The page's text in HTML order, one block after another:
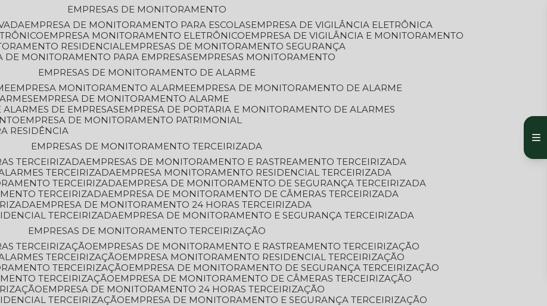
EMPRESAS DE MONITORAMENTO
EMPRESA DE MONITORAMENTO PARA ESCOLAS
EMPRESA DE VIGILÂNCIA ELETRÔNICA
EMPRESA MONITORAMENTO ELETRÔNICO
EMPRESA DE VIGILÂNCIA E MONITORAMENTO
RESIDENCIAL
EMPRESAS DE MONITORAMENTO SEGURANÇA
DE MONITORAMENTO PARA EMPRESAS
EMPRESAS MONITORAMENTO
EMPRESAS DE MONITORAMENTO DE ALARME
EMPRESA MONITORAMENTO ALARME
EMPRESA DE MONITORAMENTO DE ALARME
EMPRESA DE MONITORAMENTO ALARME
DE EMPRESAS
EMPRESA DE PORTARIA E MONITORAMENTO DE ALARMES
EMPRESA DE MONITORAMENTO PATRIMONIAL
RESIDÊNCIA
EMPRESAS DE MONITORAMENTO TERCEIRIZADA
TERCEIRIZADA
EMPRESAS DE MONITORAMENTO E RASTREAMENTO TERCEIRIZADA
TERCEIRIZADA
EMPRESA MONITORAMENTO RESIDENCIAL TERCEIRIZADA
TERCEIRIZADA
EMPRESA DE MONITORAMENTO DE SEGURANÇA TERCEIRIZADA
TERCEIRIZADA
EMPRESA DE MONITORAMENTO DE CÂMERAS TERCEIRIZADA
EMPRESA DE MONITORAMENTO 24 HORAS TERCEIRIZADA
TERCEIRIZADA
EMPRESA DE MONITORAMENTO E SEGURANÇA TERCEIRIZADA
EMPRESAS DE MONITORAMENTO TERCEIRIZAÇÃO
TERCEIRIZAÇÃO
EMPRESAS DE MONITORAMENTO E RASTREAMENTO TERCEIRIZAÇÃO
TERCEIRIZAÇÃO
EMPRESA MONITORAMENTO RESIDENCIAL TERCEIRIZAÇÃO
TERCEIRIZAÇÃO
EMPRESA DE MONITORAMENTO DE SEGURANÇA TERCEIRIZAÇÃO
TERCEIRIZAÇÃO
EMPRESA DE MONITORAMENTO DE CÂMERAS TERCEIRIZAÇÃO
EMPRESA DE MONITORAMENTO 24 HORAS TERCEIRIZAÇÃO
TERCEIRIZAÇÃO
EMPRESA DE MONITORAMENTO E SEGURANÇA TERCEIRIZAÇÃO